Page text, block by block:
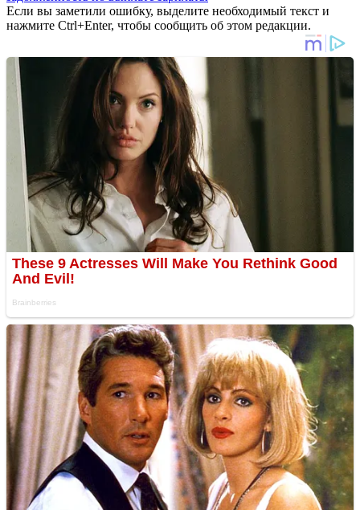
Если вы заметили ошибку, выделите необходимый текст и
нажмите Ctrl+Enter, чтобы сообщить об этом редакции.